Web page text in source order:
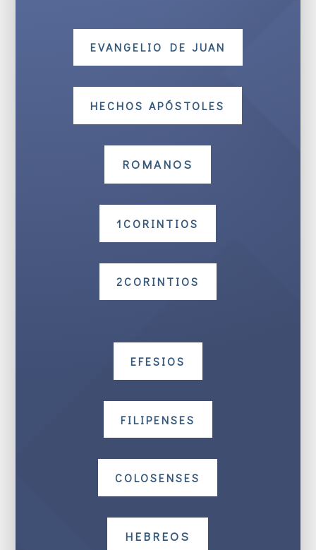
EVANGELIO DE JUAN
HECHOS APÓSTOLES
ROMANOS
1CORINTIOS
2CORINTIOS
EFESIOS
FILIPENSES
COLOSENSES
HEBREOS